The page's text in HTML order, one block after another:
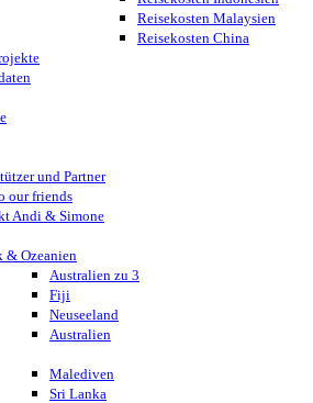
Reisekosten Malaysien
Reisekosten China
und Partner
our friends
Andi & Simone
& Ozeanien
Australien zu 3
Fiji
Neuseeland
Australien
Malediven
Sri Lanka